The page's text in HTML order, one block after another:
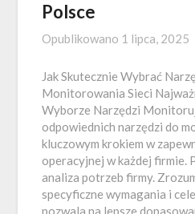
Polsce
Opublikowano 1 lipca, 2025
Jak Skutecznie Wybrać
Monitorowania Sieci
Wyborze Narzędzi
odpowiednich narzędzi do
kluczowym krokiem w
operacyjnej w każdej firmie.
analiza potrzeb firmy.
specyficzne wymagania i